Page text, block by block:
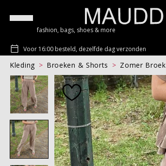
fashion, bags, shoes & more
Voor 16:00 besteld, dezelfde dag verzonden
Kleding Broeken & Shorts Zomer Broek